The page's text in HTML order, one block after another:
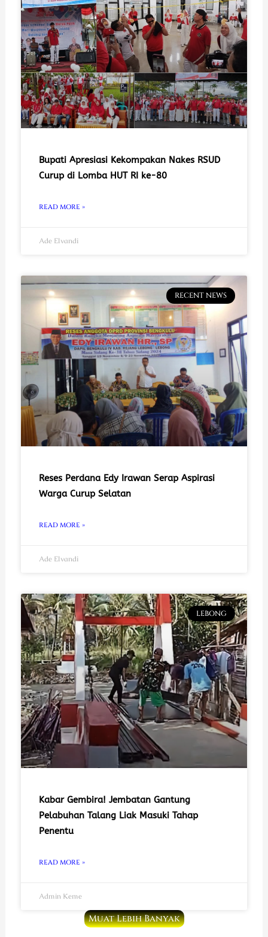
Bupati Apresiasi Kekompakan Nakes RSUD
Curup di Lomba HUT RI ke-80
READ MORE »
Ade Elvandi
RECENT NEWS
Reses Perdana Edy Irawan Serap Aspirasi
Warga Curup Selatan
READ MORE »
Ade Elvandi
LEBONG
Kabar Gembira! Jembatan Gantung
Pelabuhan Talang Liak Masuki Tahap
Penentu
READ MORE »
Admin Keme
Muat Lebih Banyak